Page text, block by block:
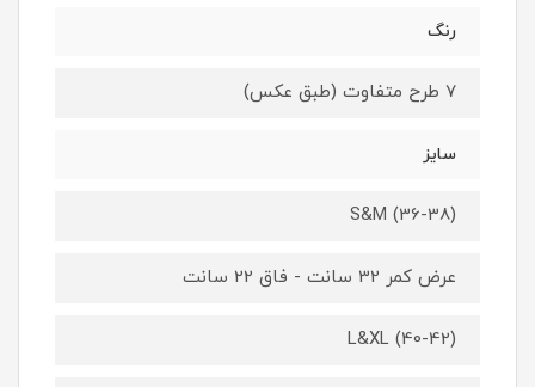
رنگ
7 طرح متفاوت (طبق عکس)
سایز
S&M (36-38)
عرض کمر 32 سانت - فاق 22 سانت
L&XL (40-42)